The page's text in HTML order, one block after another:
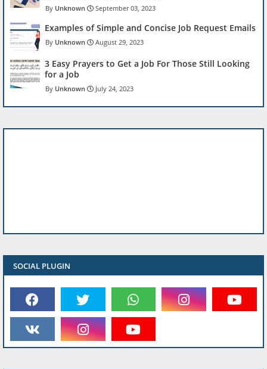
Unknown September 03, 2023
Examples of Simple and Concise Job Request Emails
Unknown August 29, 2023
3 Easy Prayers to Get a Job For Those Still Looking
for a Job
Unknown July 24, 2023
SOCIAL PLUGIN